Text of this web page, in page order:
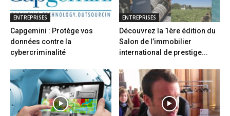
ENTREPRISES
Capgemini : Protège vos
données contre la
cybercriminalité
ENTREPRISES
Découvrez la 1ère édition du
Salon de l’immobilier
international de prestige...